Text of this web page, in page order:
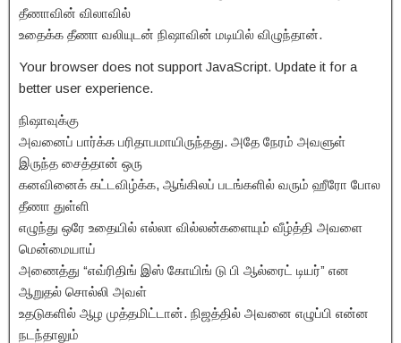
தீணாவின் விலாவில்
உதைக்க தீணா வலியுடன் நிஷாவின் மடியில் விழுந்தான்.
Your browser does not support JavaScript. Update it for a
better user experience.
நிஷாவுக்கு
அவனைப் பார்க்க பரிதாபமாயிருந்தது. அதே நேரம் அவளுள்
இருந்த சைத்தான் ஒரு
கனவினைக் கட்டவிழ்க்க, ஆங்கிலப் படங்களில் வரும் ஹீரோ போல
தீணா துள்ளி
எழுந்து ஒரே உதையில் எல்லா வில்லன்களையும் வீழ்த்தி அவளை
மென்மையாய்
அணைத்து “எவ்ரிதிங் இஸ் கோயிங் டு பி ஆல்ரைட் டியர்” என
ஆறுதல் சொல்லி அவள்
உதடுகளில் ஆழ முத்தமிட்டான். நிஜத்தில் அவனை எழுப்பி என்ன
நடந்தாலும்